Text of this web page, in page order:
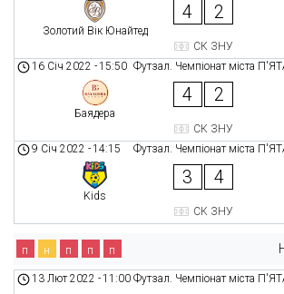
Золотий Вік Юнайтед
4 2
СК ЗНУ
Футзал. Чемпіонат міста
16 Січ 2022 -15:50
Баядера
4 2
СК ЗНУ
Футзал. Чемпіонат міста
9 Січ 2022 -14:15
Kids
3 4
СК ЗНУ
п н п п п
Футзал. Чемпіонат міста
13 Лют 2022 -11:00